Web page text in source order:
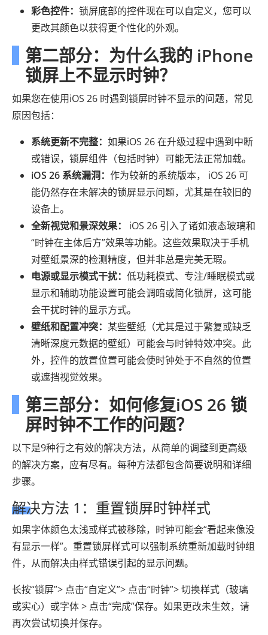
彩色控件： 锁屏底部的控件现在可以自定义，您可以
更改其颜色以获得更个性化的外观。
第二部分：为什么我的 iPhone
锁屏上不显示时钟？
如果您在使用iOS 26 时遇到锁屏时钟不显示的问题，常见
原因包括：
系统更新不完整： 如果iOS 26 在升级过程中遇到中断
或错误，锁屏组件（包括时钟）可能无法正常加载。
iOS 26 系统漏洞： 作为较新的系统版本， iOS 26 可
能仍然存在未解决的锁屏显示问题，尤其是在较旧的
设备上。
全新视觉和景深效果：
iOS 26 引入了诸如液态玻璃和
“时钟在主体后方”效果等功能。这些效果取决于手机
对壁纸景深的检测精度，但并非总是完美无瑕。
电源或显示模式干扰： 低功耗模式、专注/睡眠模式或
显示和辅助功能设置可能会调暗或简化锁屏，这可能
会干扰时钟的显示方式。
壁纸和配置冲突： 某些壁纸（尤其是过于繁复或缺乏
清晰深度元数据的壁纸）可能会与时钟特效冲突。此
外，控件的放置位置可能会使时钟处于不自然的位置
或遮挡视觉效果。
第三部分：如何修复iOS 26 锁
屏时钟不工作的问题？
以下是9种行之有效的解决方法，从简单的调整到更高级
的解决方案，应有尽有。每种方法都包含简要说明和详细
步骤。
解决方法 1：重置锁屏时钟样式
如果字体颜色太浅或样式被移除，时钟可能会“看起来像没
有显示一样”。重置锁屏样式可以强制系统重新加载时钟组
件，从而解决由样式错误引起的显示问题。
长按“锁屏”> 点击“自定义”> 点击“时钟”> 切换样式（玻璃
或实心）或字体 > 点击“完成”保存。如果更改未生效，请
再次尝试切换并保存。